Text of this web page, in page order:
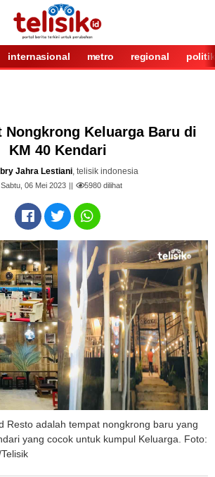
internasional metro regional politik
Nongkrong Keluarga Baru di
KM 40 Kendari
Jahra Lestiani, telisik indonesia
Sabtu, 06 Mei 2023 5980dilihat
Resto adalah tempat nongkrong baru yang
yang cocok untuk kumpul Keluarga. Foto: